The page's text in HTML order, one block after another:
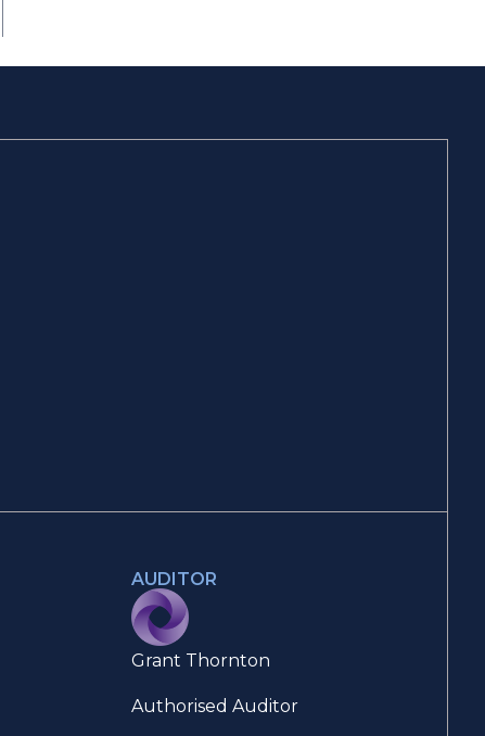
AUDITOR
Grant Thornton
Authorised Auditor